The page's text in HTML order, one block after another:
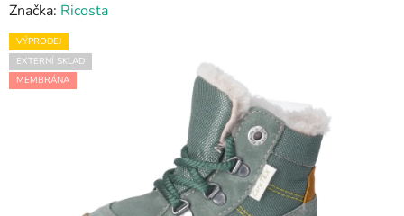
Značka: Ricosta
VÝPRODEJ
EXTERNÍ SKLAD
MEMBRÁNA